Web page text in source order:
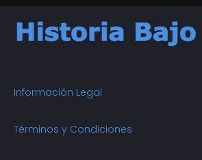
Información Legal
Términos y Condiciones